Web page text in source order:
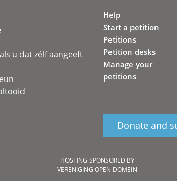
u dat zélf aangeeft
Help
Start a petition
Petitions
Petition desks
Manage your
petitions
Donate and
HOSTING SPONSORED BY
VERENIGING OPEN DOMEIN